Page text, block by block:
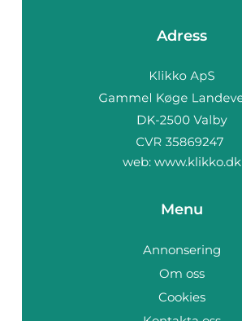
Adress
web: www.klikko.dk
Menu
Annonsering
Om oss
Cookies